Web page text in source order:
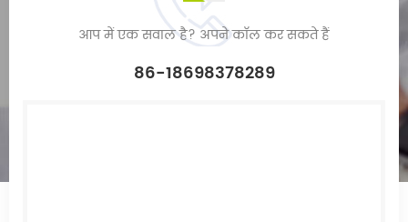
आप में एक सवाल है? अपने कॉल कर सकते हैं
86-18698378289